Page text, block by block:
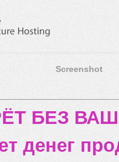
Screenshot
БЕЗ
денег